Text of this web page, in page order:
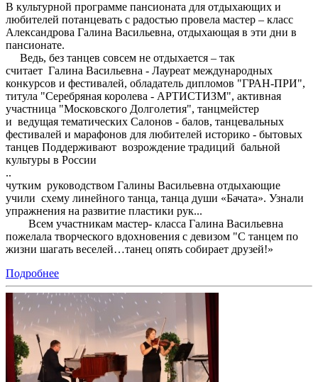
В культурной программе пансионата для отдыхающих и
любителей потанцевать с радостью провела мастер – класс
Александрова Галина Васильевна, отдыхающая в эти дни в
пансионате.
Ведь, без танцев совсем не отдыхается – так
считает Галина Васильевна - Лауреат международных
конкурсов и фестивалей, обладатель дипломов "ГРАН-ПРИ",
титула "Серебряная королева - АРТИСТИЗМ", активная
участница "Московского Долголетия", танцмейстер
и ведущая тематических Салонов - балов, танцевальных
фестивалей и марафонов для любителей историко - бытовых
танцев Поддерживают возрождение традиций бальной
культуры в России
..
чутким руководством Галины Васильевна отдыхающие
учили схему линейного танца, танца души «Бачата». Узнали
упражнения на развитие пластики рук...
Всем участникам мастер- класса Галина Васильевна
пожелала творческого вдохновения с девизом "С танцем по
жизни шагать веселей…танец опять собирает друзей!»
Подробнее